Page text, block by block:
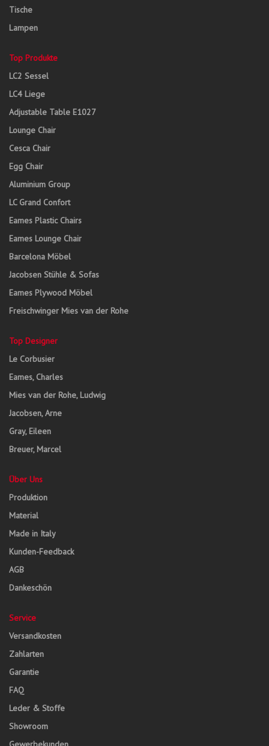
Tische
Lampen
Top Produkte
LC2 Sessel
LC4 Liege
Adjustable Table E1027
Lounge Chair
Cesca Chair
Egg Chair
Aluminium Group
LC Grand Confort
Eames Plastic Chairs
Eames Lounge Chair
Barcelona Möbel
Jacobsen Stühle & Sofas
Eames Plywood Möbel
Freischwinger Mies van der Rohe
Top Designer
Le Corbusier
Eames, Charles
Mies van der Rohe, Ludwig
Jacobsen, Arne
Gray, Eileen
Breuer, Marcel
Über Uns
Produktion
Material
Made in Italy
Kunden-Feedback
AGB
Dankeschön
Service
Versandkosten
Zahlarten
Garantie
FAQ
Leder & Stoffe
Showroom